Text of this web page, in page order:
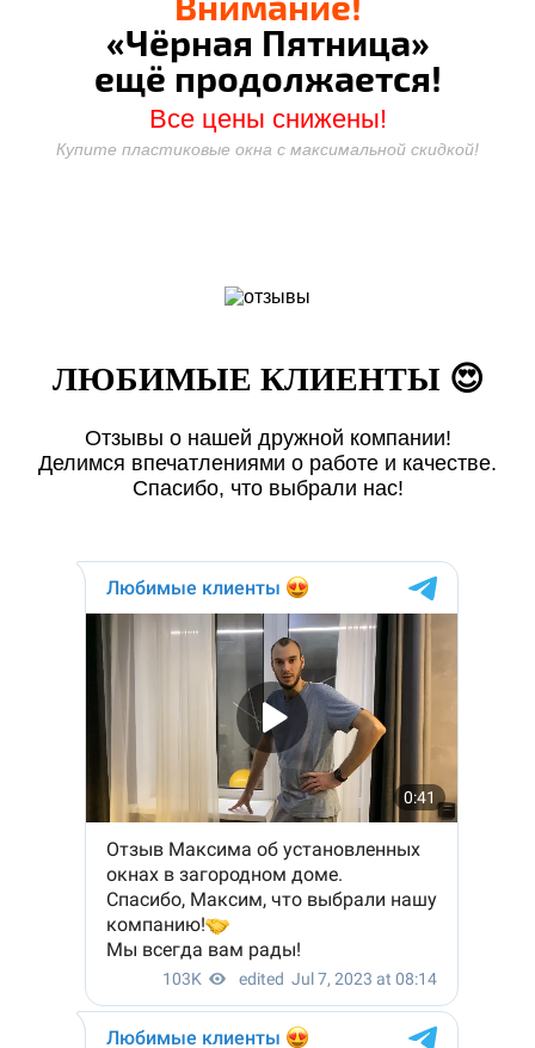
«Чёрная Пятница»
ещё продолжается!
Все цены снижены!
Купите пластиковые окна с максимальной скидкой!
ЛЮБИМЫЕ КЛИЕНТЫ 😍
Отзывы о нашей дружной компании!
Делимся впечатлениями о работе и качестве.
Спасибо, что выбрали нас!